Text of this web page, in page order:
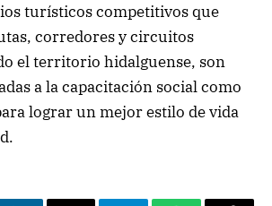
turísticos competitivos que
corredores y circuitos
el territorio hidalguense, son
a la capacitación social como
lograr un mejor estilo de vida